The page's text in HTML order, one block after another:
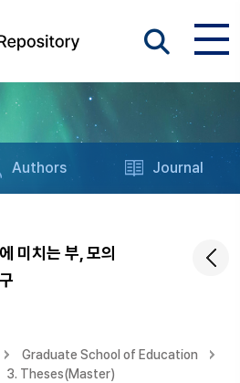
Authors Journal
미치는 부, 모의
Graduate School of Education
3. Theses(Master)